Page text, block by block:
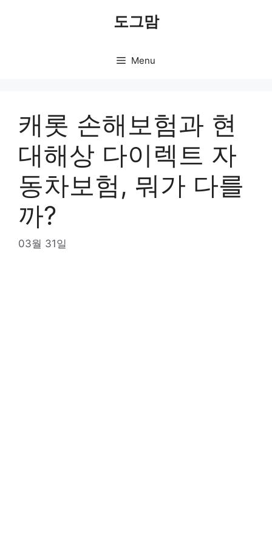
도그맘
Menu
캐롯 손해보험과 현
대해상 다이렉트 자
동차보험, 뭐가 다를
까?
03월 31일